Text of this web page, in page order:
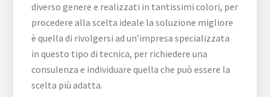
diverso genere e realizzati in tantissimi colori, per
procedere alla scelta ideale la soluzione migliore
è quella di rivolgersi ad un’impresa specializzata
in questo tipo di tecnica, per richiedere una
consulenza e individuare quella che può essere la
scelta più adatta.